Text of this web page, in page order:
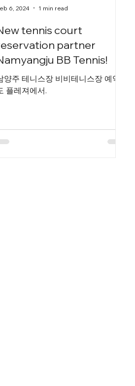
tennis court
partner
BB Tennis!
양주 테니스장 비비테니스장 예약
플레져에서.
6, 2024 1 min read